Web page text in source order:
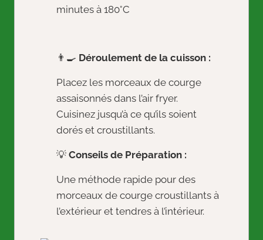
minutes à 180°C
👨‍🍳 Déroulement de la cuisson :
Placez les morceaux de courge
assaisonnés dans l’air fryer.
Cuisinez jusqu’à ce qu’ils soient
dorés et croustillants.
💡 Conseils de Préparation :
Une méthode rapide pour des
morceaux de courge croustillants à
l’extérieur et tendres à l’intérieur.